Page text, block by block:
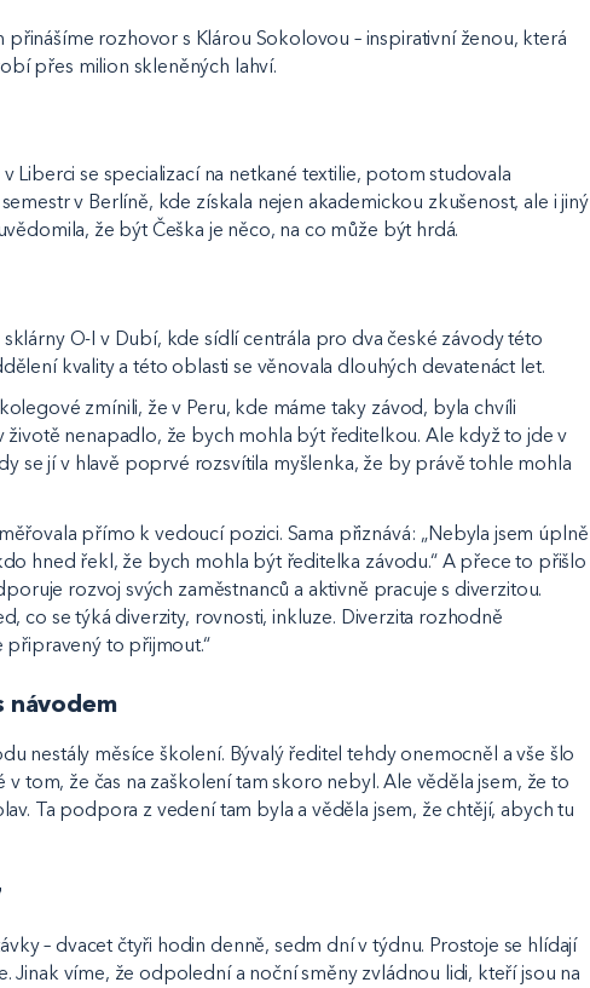
rozhovor s Klárou Sokolovou – inspirativní ženou, která
přes milion skleněných lahví.
Liberci se specializací na netkané textilie, potom studovala
v Berlíně, kde získala nejen akademickou zkušenost, ale i jiný
že být Češka je něco, na co může být hrdá.
O-I v Dubí, kde sídlí centrála pro dva české závody této
kvality a této oblasti se věnovala dlouhých devatenáct let.
zmínili, že v Peru, kde máme taky závod, byla chvíli
životě nenapadlo, že bych mohla být ředitelkou. Ale když to jde v
se jí v hlavě poprvé rozsvítila myšlenka, že by právě tohle mohla
přímo k vedoucí pozici. Sama přiznává: „Nebyla jsem úplně
hned řekl, že bych mohla být ředitelka závodu.“ A přece to přišlo
rozvoj svých zaměstnanců a aktivně pracuje s diverzitou.
co se týká diverzity, rovnosti, inkluze. Diverzita rozhodně
připravený to přijmout.“
návodem
nestály měsíce školení. Bývalý ředitel tehdy onemocněl a vše šlo
tom, že čas na zaškolení tam skoro nebyl. Ale věděla jsem, že to
Ta podpora z vedení tam byla a věděla jsem, že chtějí, abych tu
– dvacet čtyři hodin denně, sedm dní v týdnu. Prostoje se hlídají
Jinak víme, že odpolední a noční směny zvládnou lidi, kteří jsou na